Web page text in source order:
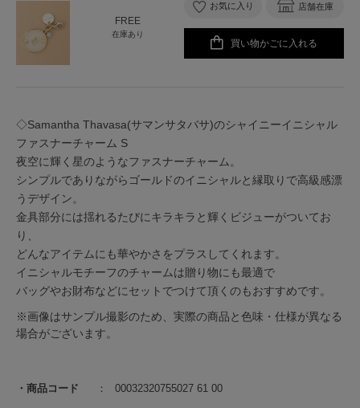
商品コード 00032320755027 61 00
FREE
在庫あり
お気に入り 店舗在庫
買い物かごに入れる
◇Samantha Thavasa(サマンサタバサ)のシャイニーイニシャル
ファスナーチャーム S
夜空に輝く星のようなファスナーチャーム。
シンプルでありながらゴールドのイニシャルと縁取りで高級感漂
うデザイン。
金具部分には揺れるたびにキラキラと輝くビジューがついてお
り、
どんなアイテムにも華やかさをプラスしてくれます。
イニシャルモチーフのチャームは贈り物にも最適で
バッグやお財布などにセットでつけて頂くのもおすすめです。
※画像はサンプル撮影のため、実際の商品と色味・仕様が異なる
場合がございます。